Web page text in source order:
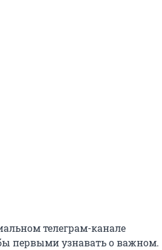
телеграм-канале
первыми узнавать о важном.